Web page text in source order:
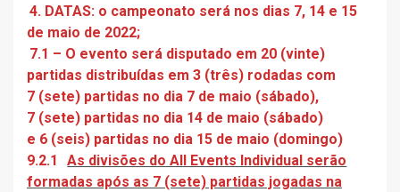
4. DATAS: o campeonato será nos dias 7, 14 e 15
de maio de 2022;
7.1 – O evento será disputado em 20 (vinte)
partidas distribuídas em 3 (três) rodadas com
7 (sete) partidas no dia 7 de maio (sábado),
7 (sete) partidas no dia 14 de maio (sábado)
e 6 (seis) partidas no dia 15 de maio (domingo)
9.2.1
As divisões do All Events Individual serão
formadas após as 7 (sete) partidas jogadas na